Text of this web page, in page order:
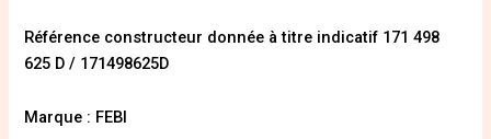
Référence constructeur donnée à titre indicatif 171 498
625 D / 171498625D
Marque : FEBI